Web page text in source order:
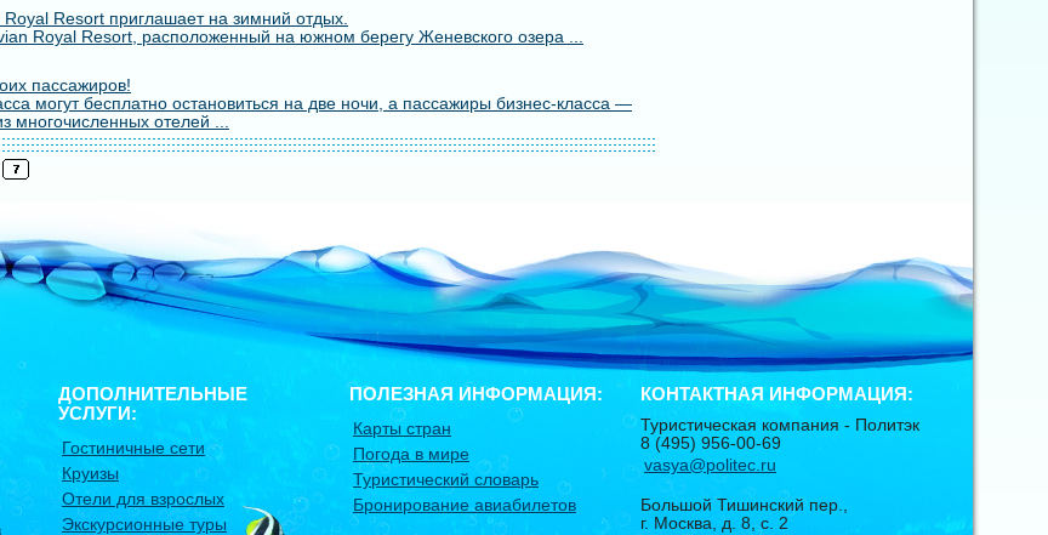
Resort приглашает на зимний отдых.
Royal Resort, расположенный на южном берегу Женевского озера ...
пассажиров!
могут бесплатно остановиться на две ночи, а пассажиры бизнес-класса —
многочисленных отелей ...
ДОПОЛНИТЕЛЬНЫЕ
УСЛУГИ:
Гостиничные сети
Круизы
Отели для взрослых
Экскурсионные туры
ПОЛЕЗНАЯ ИНФОРМАЦИЯ:
Карты стран
Погода в мире
Туристический словарь
Бронирование авиабилетов
КОНТАКТНАЯ ИНФОРМАЦИЯ:
Туристическая компания - Политэк
8 (495) 956-00-69
vasya@politec.ru
Большой Тишинский пер.,
г. Москва
д. 8, с. 2